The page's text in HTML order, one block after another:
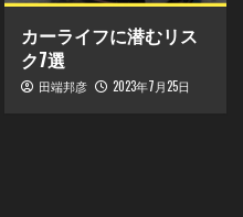
カーライフに潜むリス
ク7選
田端邦彦 2023年7月25日